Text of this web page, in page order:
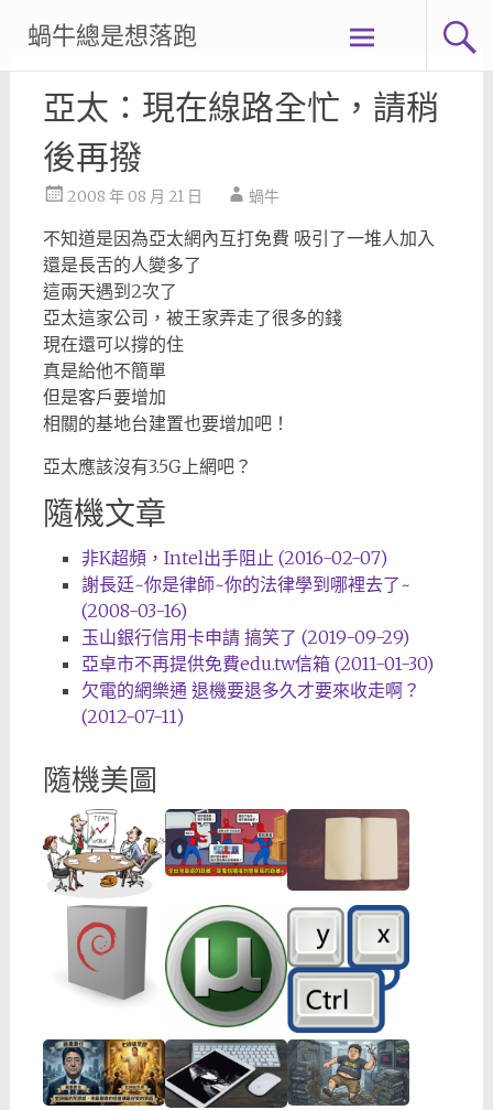
content
蝸牛總是想落跑
亞太：現在線路全忙，請稍
後再撥
2008 年 08 月 21 日 蝸牛
不知道是因為亞太網內互打免費 吸引了一堆人加入
還是長舌的人變多了
這兩天遇到2次了
亞太這家公司，被王家弄走了很多的錢
現在還可以撐的住
真是給他不簡單
但是客戶要增加
相關的基地台建置也要增加吧！
亞太應該沒有3.5G上網吧？
隨機文章
非K超頻，Intel出手阻止 (2016-02-07)
謝長廷~你是律師~你的法律學到哪裡去了~
(2008-03-16)
玉山銀行信用卡申請 搞笑了 (2019-09-29)
亞卓市不再提供免費edu.tw信箱 (2011-01-30)
欠電的網樂通 退機要退多久才要來收走啊？
(2012-07-11)
隨機美圖